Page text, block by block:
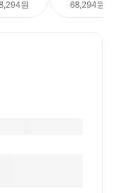
원 68,294원